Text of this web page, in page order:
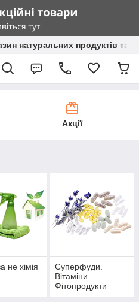
натуральних продуктів та
Акції
не хімія
Суперфуди.
Вітаміни.
Фітопродукти